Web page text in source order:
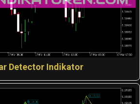
Detector Indikator